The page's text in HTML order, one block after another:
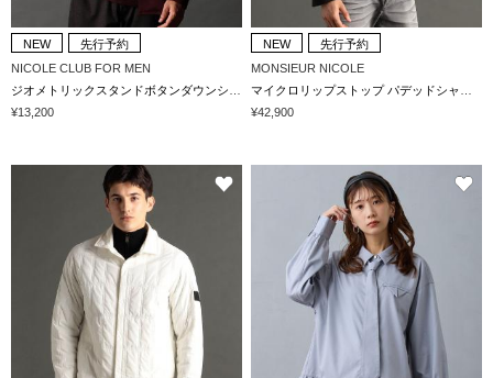
NEW
先行予約
NICOLE CLUB FOR MEN
¥13,200
NEW
先行予約
MONSIEUR NICOLE
¥42,900